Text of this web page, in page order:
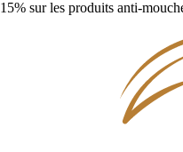
15% sur les produits anti-